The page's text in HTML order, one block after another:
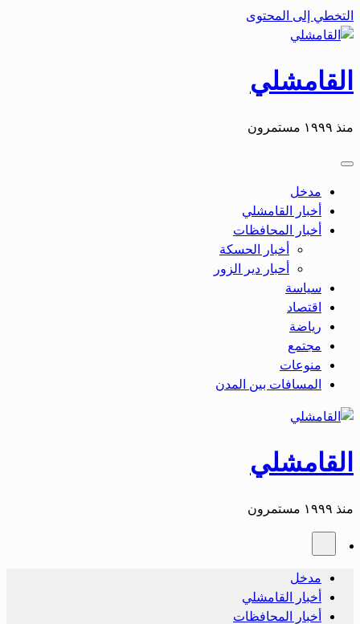
التخطي إلى المحتوى
القامشلي
منذ ١٩٩٩ مستمرون
مدخل
أخبار القامشلي
أخبار المحافظات
أخبار الحسكة
أحبار دير الزور
سياسة
اقتصاد
رياضة
مجتمع
منوعات
المسافات بين المدن
القامشلي
منذ ١٩٩٩ مستمرون
مدخل
أخبار القامشلي
أخبار المحافظات